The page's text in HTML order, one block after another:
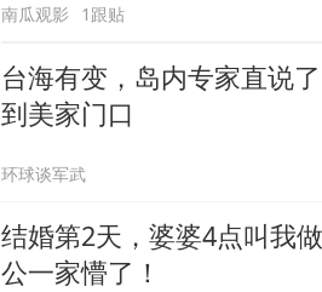
南瓜观影 1跟贴
台海有变，岛内专家直说
到美家门口
环球谈军武
结婚第2天，婆婆4点叫我
公一家懵了！